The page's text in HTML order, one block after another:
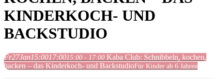
KINDERKOCH- UND
BACKSTUDIO
Fr27Jan15:0017:0015:00 - 17:00 Kaba Club: Schnibbeln, kochen,
backen – das Kinderkoch- und BackstudioFür Kinder ab 6 Jahren